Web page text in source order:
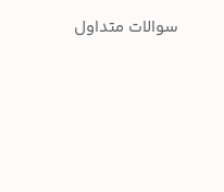
سوالات متداول